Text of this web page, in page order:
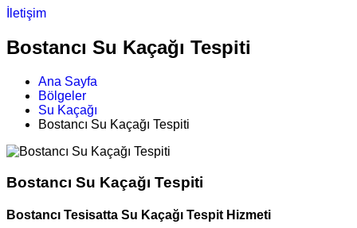
İletişim
Bostancı Su Kaçağı Tespiti
Ana Sayfa
Bölgeler
Su Kaçağı
Bostancı Su Kaçağı Tespiti
Bostancı Su Kaçağı Tespiti
Bostancı Tesisatta Su Kaçağı Tespit Hizmeti